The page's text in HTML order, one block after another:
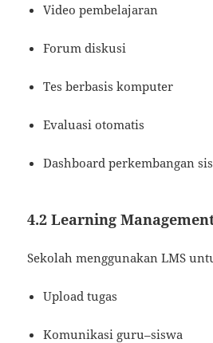
Video pembelajaran
Forum diskusi
Tes berbasis komputer
Evaluasi otomatis
Dashboard perkembangan
4.2 Learning
Sekolah menggunakan LMS
Upload tugas
Komunikasi guru–siswa